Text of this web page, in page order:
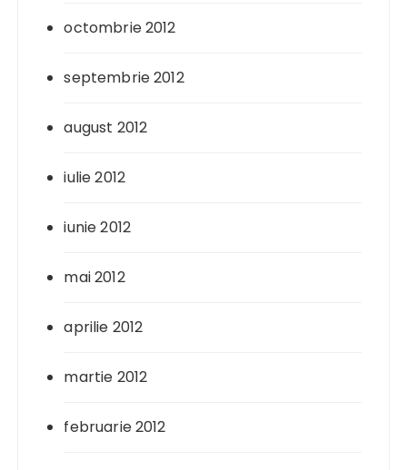
octombrie 2012
septembrie 2012
august 2012
iulie 2012
iunie 2012
mai 2012
aprilie 2012
martie 2012
februarie 2012